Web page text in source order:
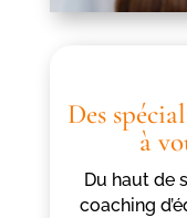
Des
à
Du haut de
coaching